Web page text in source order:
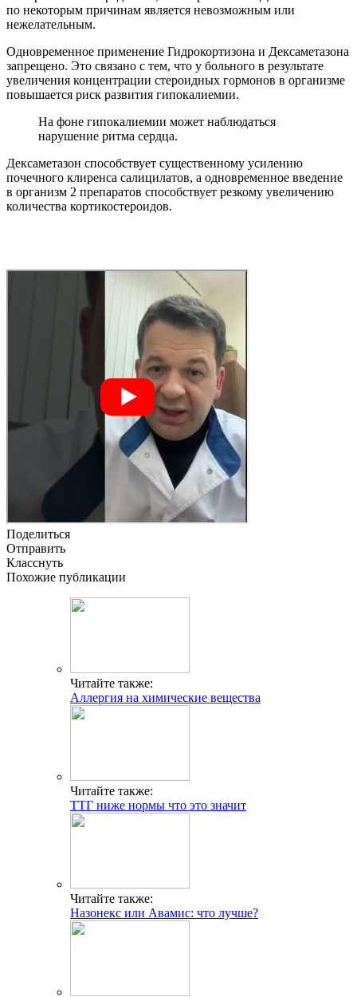
по некоторым причинам является невозможным или
нежелательным.
Одновременное применение Гидрокортизона и Дексаметазона
запрещено. Это связано с тем, что у больного в результате
увеличения концентрации стероидных гормонов в организме
повышается риск развития гипокалиемии.
На фоне гипокалиемии может наблюдаться
нарушение ритма сердца.
Дексаметазон способствует существенному усилению
почечного клиренса салицилатов, а одновременное введение
в организм 2 препаратов способствует резкому увеличению
количества кортикостероидов.
Поделиться
Отправить
Класснуть
Похожие публикации
Читайте также:
Аллергия на химические вещества
Читайте также:
ТТГ ниже нормы что это значит
Читайте также:
Назонекс или Авамис: что лучше?